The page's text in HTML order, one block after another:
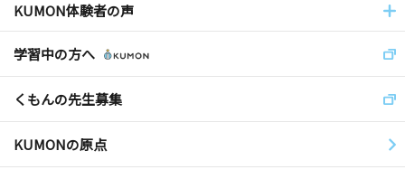
KUMON体験者の声
学習中の方へ
くもんの先生募集
KUMONの原点